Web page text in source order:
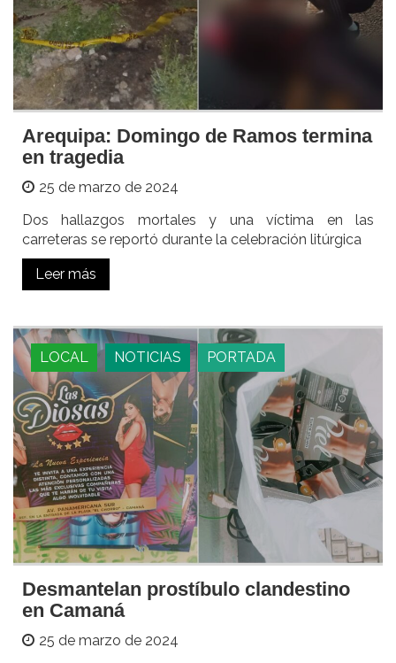
Arequipa: Domingo de Ramos termina
en tragedia
25 de marzo de 2024
Dos hallazgos mortales y una víctima en las
carreteras se reportó durante la celebración litúrgica
Leer más
LOCAL NOTICIAS PORTADA
Desmantelan prostíbulo clandestino
en Camaná
25 de marzo de 2024